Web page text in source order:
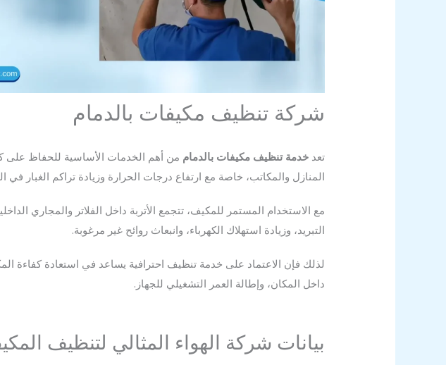
شركة تنظيف مكيفات بالدمام
تعدخدمة تنظيف مكيفات بالدمام من أهم الخدمات الأساسية للحفاظ على
المنازل والمكاتب، خاصة مع ارتفاع درجات الحرارة وزيادة تراكم الغبار في
مع الاستخدام المستمر للمكيف، تتجمع الأتربة داخل الفلاتر والمجاري
التبريد، وزيادة استهلاك الكهرباء، وانبعاث روائح غير مرغوبة.
لذلك فإن الاعتماد على خدمة تنظيف احترافية يساعد في استعادة كفاءة
داخل المكان، وإطالة العمر التشغيلي للجهاز.
بيانات شركة الهواء المثالي لتنظيف